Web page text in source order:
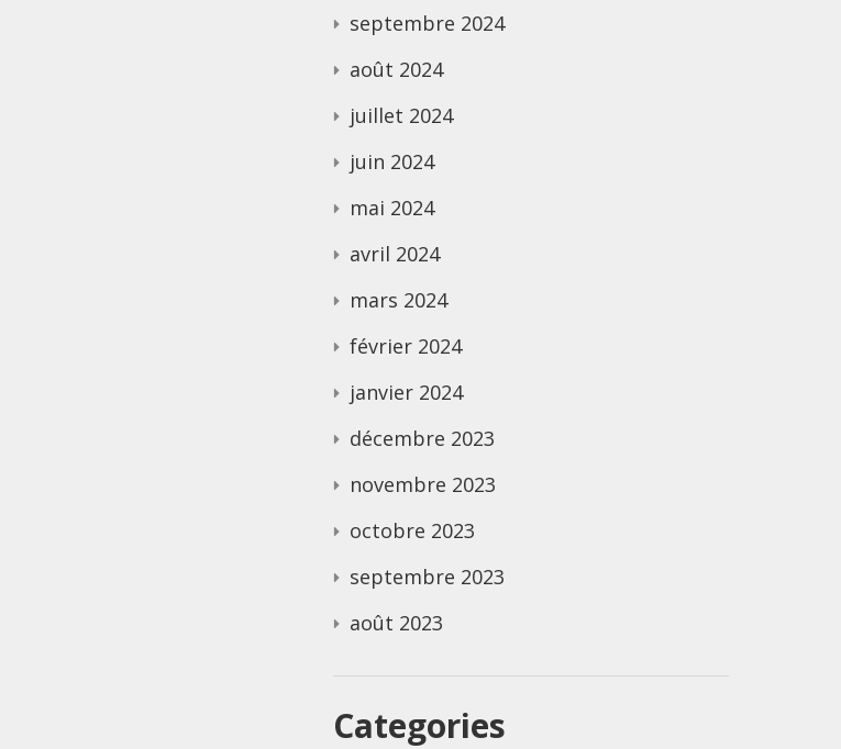
septembre 2024
août 2024
juillet 2024
juin 2024
mai 2024
avril 2024
mars 2024
février 2024
janvier 2024
décembre 2023
novembre 2023
octobre 2023
septembre 2023
août 2023
Categories